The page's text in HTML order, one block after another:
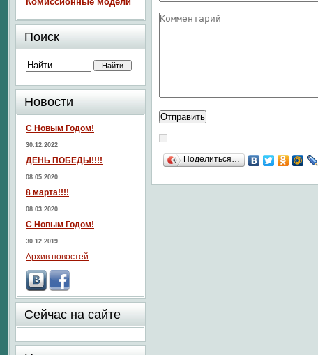
Поделиться…
Поиск
Новости
С Новым Годом!
30.12.2022
ДЕНЬ ПОБЕДЫ!!!!
08.05.2020
8 марта!!!!
08.03.2020
С Новым Годом!
30.12.2019
Архив новостей
Сейчас на сайте